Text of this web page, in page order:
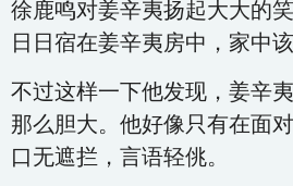
徐鹿鸣对姜辛夷扬起大大的
日日宿在姜辛夷房中，家中
不过这样一下他发现，姜辛
那么胆大。他好像只有在面
口无遮拦，言语轻佻。